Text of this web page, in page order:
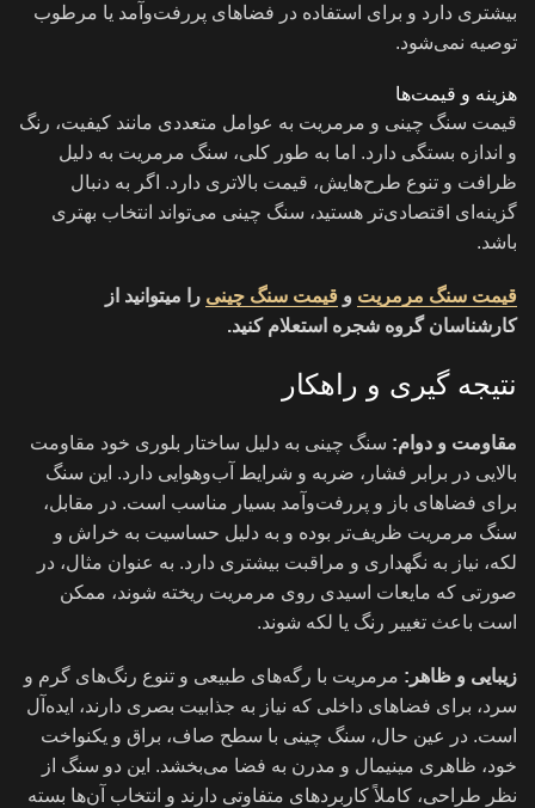
بیشتری دارد و برای استفاده در فضاهای پررفت‌وآمد یا مرطوب
توصیه نمی‌شود.
هزینه و قیمت‌ها
قیمت سنگ چینی و مرمریت به عوامل متعددی مانند کیفیت، رنگ
و اندازه بستگی دارد. اما به طور کلی، سنگ مرمریت به دلیل
ظرافت و تنوع طرح‌هایش، قیمت بالاتری دارد. اگر به دنبال
گزینه‌ای اقتصادی‌تر هستید، سنگ چینی می‌تواند انتخاب بهتری
باشد.
قیمت سنگ مرمریت و قیمت سنگ چینی را میتوانید از
کارشناسان گروه شجره استعلام کنید.
نتیجه گیری و راهکار
مقاومت و دوام: سنگ چینی به دلیل ساختار بلوری خود مقاومت
بالایی در برابر فشار، ضربه و شرایط آب‌وهوایی دارد. این سنگ
برای فضاهای باز و پررفت‌وآمد بسیار مناسب است. در مقابل،
سنگ مرمریت ظریف‌تر بوده و به دلیل حساسیت به خراش و
لکه، نیاز به نگهداری و مراقبت بیشتری دارد. به عنوان مثال، در
صورتی که مایعات اسیدی روی مرمریت ریخته شوند، ممکن
است باعث تغییر رنگ یا لکه شوند.
زیبایی و ظاهر: مرمریت با رگه‌های طبیعی و تنوع رنگ‌های گرم و
سرد، برای فضاهای داخلی که نیاز به جذابیت بصری دارند، ایده‌آل
است. در عین حال، سنگ چینی با سطح صاف، براق و یکنواخت
خود، ظاهری مینیمال و مدرن به فضا می‌بخشد. این دو سنگ از
نظر طراحی، کاملاً کاربردهای متفاوتی دارند و انتخاب آن‌ها بسته